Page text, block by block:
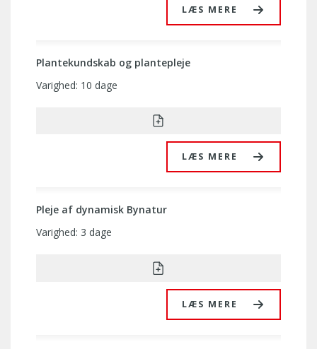
LÆS MERE
Plantekundskab og plantepleje
LÆS MERE
Varighed: 10 dage
Pleje af dynamisk Bynatur
LÆS MERE
Varighed: 3 dage